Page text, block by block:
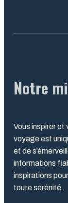
Notre
Vous inspirer et
voyage est
et de
informations
inspirations
toute sérénité.